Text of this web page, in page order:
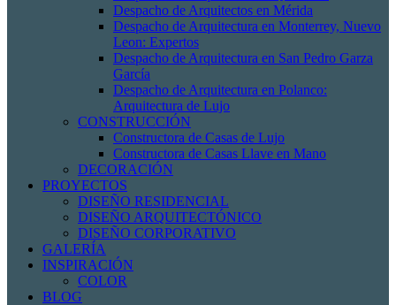
Despacho de Arquitectos en Mérida
Despacho de Arquitectura en Monterrey, Nuevo
Leon: Expertos
Despacho de Arquitectura en San Pedro Garza
García
Despacho de Arquitectura en Polanco:
Arquitectura de Lujo
CONSTRUCCIÓN
Constructora de Casas de Lujo
Constructora de Casas Llave en Mano
DECORACIÓN
PROYECTOS
DISEÑO RESIDENCIAL
DISEÑO ARQUITECTÓNICO
DISEÑO CORPORATIVO
GALERÍA
INSPIRACIÓN
COLOR
BLOG